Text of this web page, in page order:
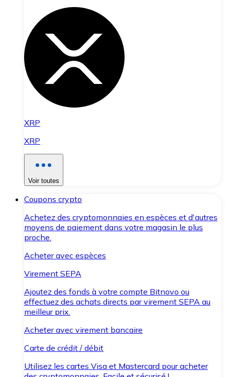
XRP
XRP
Voir toutes
Coupons crypto
Achetez des cryptomonnaies en espèces et d'autres
moyens de paiement dans votre magasin le plus
proche.
Acheter avec espèces
Virement SEPA
Ajoutez des fonds à votre compte Bitnovo ou
effectuez des achats directs par virement SEPA au
meilleur prix.
Acheter avec virement bancaire
Carte de crédit / débit
Utilisez les cartes Visa et Mastercard pour acheter